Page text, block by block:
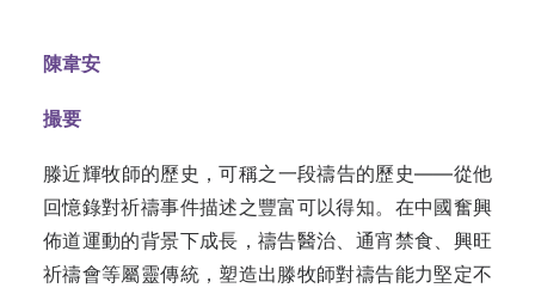
陳韋安
撮要
滕近輝牧師的歷史，可稱之一段禱告的歷史——從他
回憶錄對祈禱事件描述之豐富可以得知。在中國奮興
佈道運動的背景下成長，禱告醫治、通宵禁食、興旺
祈禱會等屬靈傳統，塑造出滕牧師對禱告能力堅定不